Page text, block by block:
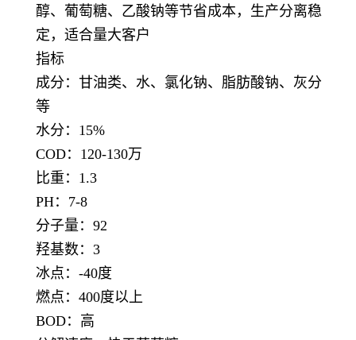
醇、葡萄糖、乙酸钠等节省成本，生产分离稳
定，适合量大客户
指标
成分：甘油类、水、氯化钠、脂肪酸钠、灰分
等
水分：15%
COD：120-130万
比重：1.3
PH：7-8
分子量：92
羟基数：3
冰点：-40度
燃点：400度以上
BOD：高